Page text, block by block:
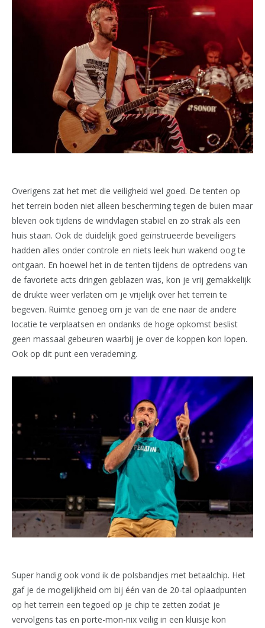
Overigens zat het met die veiligheid wel goed. De tenten op
het terrein boden niet alleen bescherming tegen de buien maar
bleven ook tijdens de windvlagen stabiel en zo strak als een
huis staan. Ook de duidelijk goed geïnstrueerde beveiligers
hadden alles onder controle en niets leek hun wakend oog te
ontgaan. En hoewel het in de tenten tijdens de optredens van
de favoriete acts dringen geblazen was, kon je vrij gemakkelijk
de drukte weer verlaten om je vrijelijk over het terrein te
begeven. Ruimte genoeg om je van de ene naar de andere
locatie te verplaatsen en ondanks de hoge opkomst beslist
geen massaal gebeuren waarbij je over de koppen kon lopen.
Ook op dit punt een verademing.
Super handig ook vond ik de polsbandjes met betaalchip. Het
gaf je de mogelijkheid om bij één van de 20-tal oplaadpunten
op het terrein een tegoed op je chip te zetten zodat je
vervolgens tas en porte-mon-nix veilig in een kluisje kon